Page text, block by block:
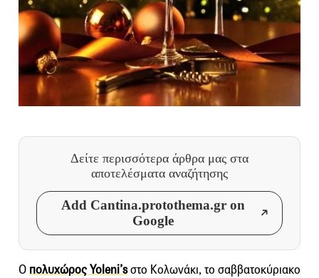
Δείτε περισσότερα άρθρα μας στα
αποτελέσματα αναζήτησης
Add Cantina.protothema.gr on
Google
Ο πολυχώρος Yoleni’sστο Κολωνάκι, το σαββατοκύριακο